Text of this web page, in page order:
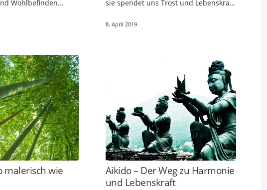
Wohlbefinden
Kinder, Freunde und
sie spendet uns Trost und Lebenskraft,
sich…
8. April 2019
malerisch wie
Aikido – Der Weg zu Harmonie
und Lebenskraft